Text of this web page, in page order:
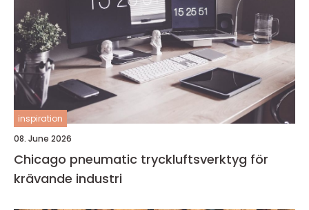
inspiration
08. June 2026
Chicago pneumatic tryckluftsverktyg för
krävande industri